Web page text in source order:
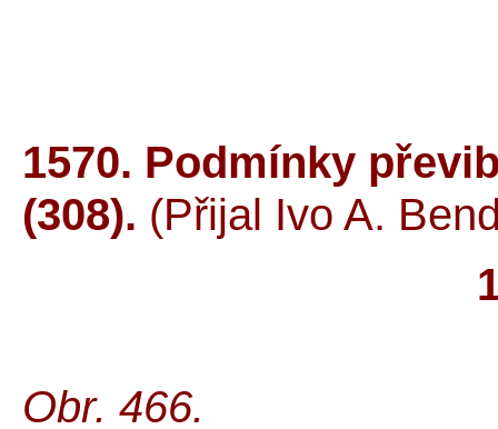
1570. Podmínky
(308). (Přijal Ivo A.
Obr. 466.